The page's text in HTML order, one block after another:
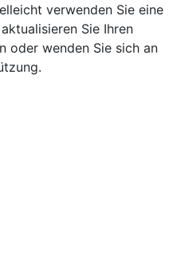
verwenden Sie eine
Sie Ihren
oder wenden Sie sich an